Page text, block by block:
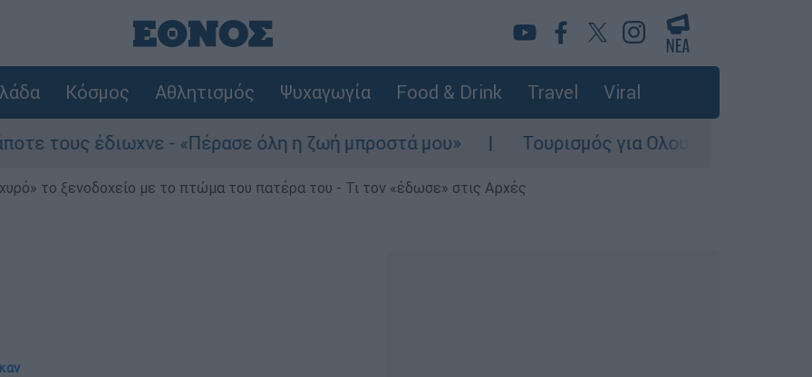
Κόσμος Αθλητισμός Ψυχαγωγία Food & Drink Travel Viral
έδιωχνε - «Πέρασε όλη η ζωή μπροστά μου» Τουρισμός για Ολους 2026-2027: Τα
το ξενοδοχείο με το πτώμα του πατέρα του - Τι τον «έδωσε» στις Αρχές